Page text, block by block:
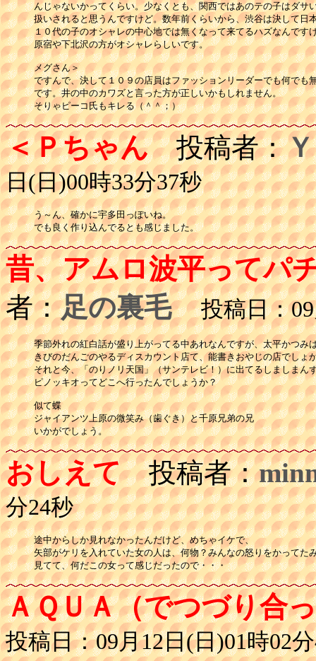
んじゃないかってくらい。少なくとも、関西ではあのテの子はダサ
扱いされると思うんですけど。数年前くらいから、渋谷は決して日
１０代の子のオシャレの中心地では無くなって来てるハズなんです
原宿や下北沢の方がオシャレらしいです。
メグさん＞
ですんで、決して１０９の店員はファッションリーダーでも何でも
です。井の中のカワズと言った方が正しいかもしれません。
そりゃピーコ氏もキレる（＾＾；）
＜Ｐちゃん投稿者：
日(日)00時33分37秒
う～ん、確かに宇多田っぽいね。
でも良く作り込んでるとも感じました。
昔、アムロ波平ってパ
者：足の裏毛 投稿日：09
季節外れの紅白話が盛り上がってる中あれなんですが、太平かつみ
きびのだんごのやるディスカウント店て、能書きおやじの店でしょ
それと今、「のりノリ天国」（サンテレビ！）に出てるしましまん
ピノッキオってどこへ行ったんでしょうか？
似て蝶
ジャイアンツ上原の微笑み（歯ぐき）と千原兄弟の兄
いかがでしょう。
おしえて投稿者：
分24秒
途中からしか見れなかったんだけど、めちゃイケで、
矢部がケリを入れていた女の人は、何物？みんなの怒りをかってた
見てて、何だこの女って感じだったので・・・
ＡＱＵＡ（でつづり合
投稿日：09月12日(日)01時02